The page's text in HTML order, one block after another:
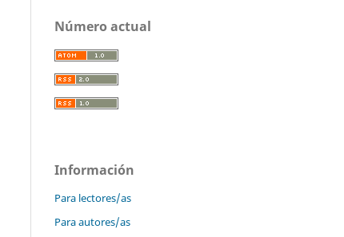
Número actual
Información
Para lectores/as
Para autores/as